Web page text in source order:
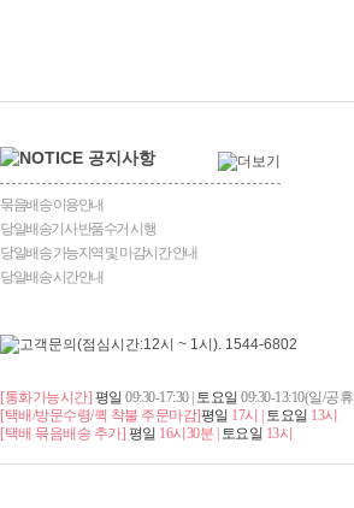
묶음배송 이용안내
당일배송기사 반품수거 시행
당일배송 가능지역 및 마감시간 안내
당일배송 시간안내
[통화가능시간] 평일 09:30-17:30 | 토요일 09:30-13:10(일/공
[택배/방문수령/퀵 착불 주문마감]평일 17시 | 토요일 13시
[택배 묶음배송 추가] 평일 16시30분 | 토요일 13시